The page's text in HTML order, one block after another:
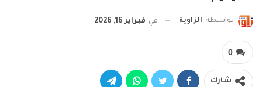
بواسطة الزاوية في فبراير 16, 2026
0
شارك